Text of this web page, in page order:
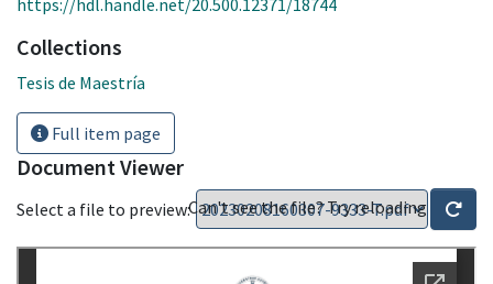
Collections
Tesis de Maestría
Full item page
Document Viewer
Select a file to preview:Can't see the file? Try reloading